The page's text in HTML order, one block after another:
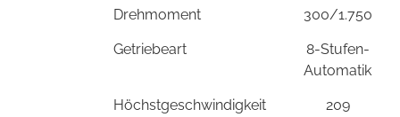
Drehmoment 300/1.750
Getriebeart
8-Stufen-
Automatik
Höchstgeschwindigkeit
209